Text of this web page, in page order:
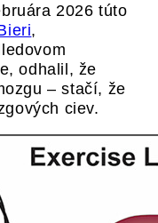
2026 túto
,
odhalil, že
– stačí, že
ciev.